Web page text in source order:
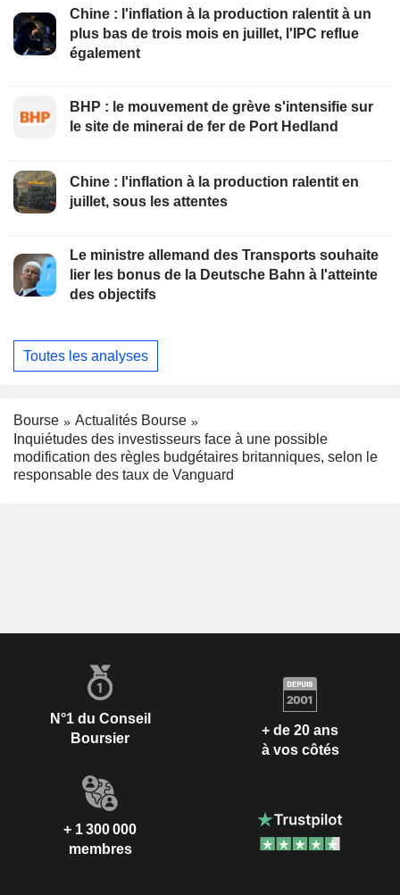
Chine : l'inflation à la production ralentit à un
plus bas de trois mois en juillet, l'IPC reflue
également
BHP : le mouvement de grève s'intensifie sur
le site de minerai de fer de Port Hedland
Chine : l'inflation à la production ralentit en
juillet, sous les attentes
Le ministre allemand des Transports souhaite
lier les bonus de la Deutsche Bahn à l'atteinte
des objectifs
Toutes les analyses
Bourse
Actualités Bourse
Inquiétudes des investisseurs face à une possible
modification des règles budgétaires britanniques, selon le
responsable des taux de Vanguard
N°1 du Conseil
Boursier
+ de 20 ans
à vos côtés
+ 1 300 000
membres